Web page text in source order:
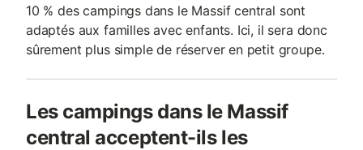
10 % des campings dans le Massif central sont
adaptés aux familles avec enfants. Ici, il sera donc
sûrement plus simple de réserver en petit groupe.
Les campings dans le Massif
central acceptent-ils les